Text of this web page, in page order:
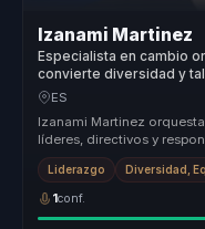
Izanami Martinez
Especialista en cambio
convierte diversidad y
mejores decisiones para
ES
Izanami Martinez
líderes, directivos y
atrás equ...
Liderazgo Diversidad,
1conf.